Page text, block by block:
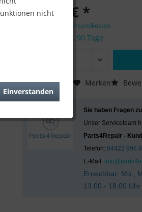
590,90 € *
zzgl. Versandkosten
Lieferzeit ca. 90 Tage
Vergleichen Merken
Sie haben Fragen
Unser Serviceteam
Parts4Repair -
Telefon:04422 996
E-Mail:
Erreichbar: Mo.,
13:00 - 18:00 Uhr
nicht
Einverstanden